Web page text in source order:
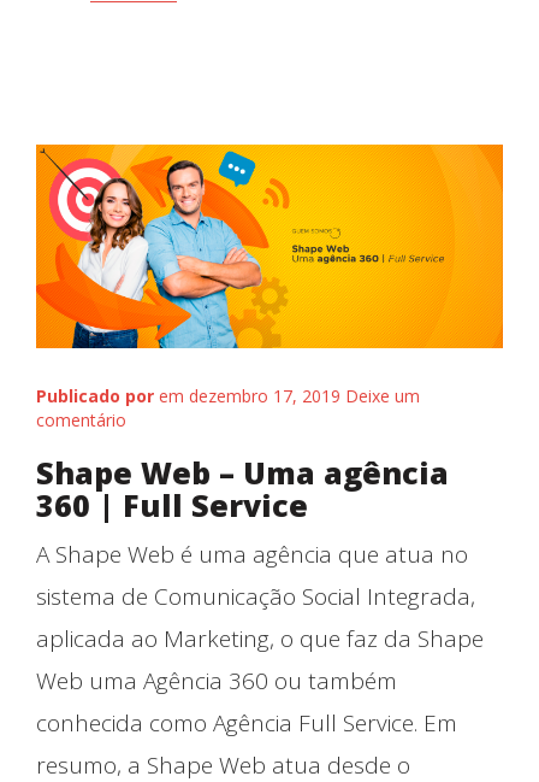
Publicado por em dezembro 17, 2019 Deixe um
comentário
Shape Web – Uma agência
360 | Full Service
A Shape Web é uma agência que atua no
sistema de Comunicação Social Integrada,
aplicada ao Marketing, o que faz da Shape
Web uma Agência 360 ou também
conhecida como Agência Full Service. Em
resumo, a Shape Web atua desde o